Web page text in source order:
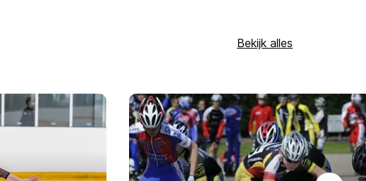
Bekijk alles